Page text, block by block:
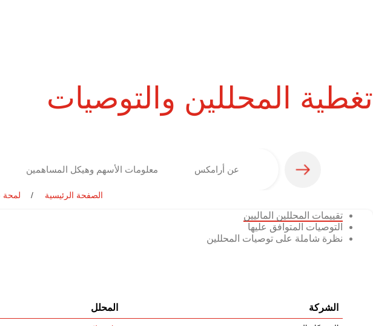
تغطية المحللين والتوصيات
عن أرامكس معلومات الأسهم وهيكل المساهمين
الصفحة الرئيسية لمحة
تقييمات المحللين الماليين
التوصيات المتوافق عليها
نظرة شاملة على توصيات المحللين